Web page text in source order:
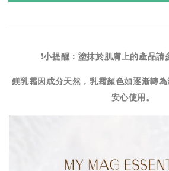
❗小提醒：塗抹於肌膚上的產品請
鎂乳霜因成分天然，乳霜顏色如逐漸轉
安心使用。